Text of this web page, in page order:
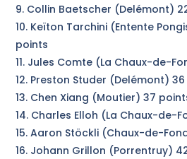
9. Collin Baetscher (Delémont)
10. Keïton Tarchini (Entente
points
11. Jules Comte (La Chaux-de-
12. Preston Studer (Delémont)
13. Chen Xiang (Moutier) 37
14. Charles Elloh (La Chaux-de-
15. Aaron Stöckli (Chaux-de-
16. Johann Grillon (Porrentruy)